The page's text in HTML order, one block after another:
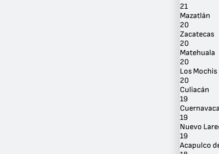
21
Mazatlán
20
Zacatecas
20
Matehuala
20
Los Mochis
20
Culiacán
19
19
Nuevo
19
Acapulco